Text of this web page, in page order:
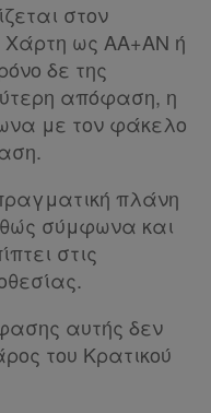
στον
Χάρτη ως ΑΑ+ΑΝ ή
δε της
απόφαση, η
με τον φάκελο
πλάνη
σύμφωνα και
στις
αυτής δεν
του Κρατικού